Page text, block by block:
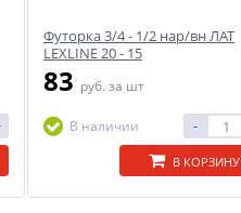
Футорка 3/4 - 1/2 нар/вн ЛАТ
LEXLINE 20 - 15
83 руб. за шт
В наличии -
В КОРЗИНУ